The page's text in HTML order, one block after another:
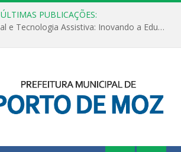
ÚLTIMAS PUBLICAÇÕES:
Inteligência Artificial e Tecnologia Assistiva: Inovando a Educação Especial e Inclusiva